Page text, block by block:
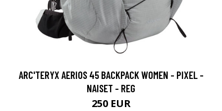
ARC'TERYX AERIOS 45 BACKPACK WOMEN - PIXEL -
NAISET - REG
250 EUR